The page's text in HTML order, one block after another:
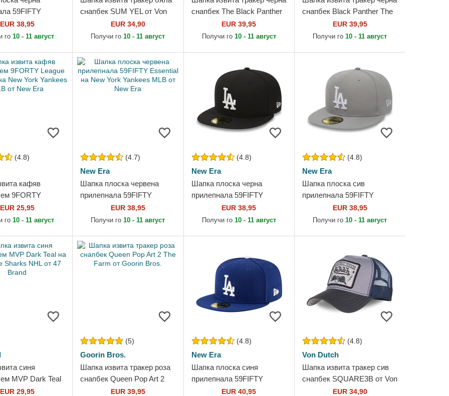
59FIFTY
на New York
MLB от New Era
EUR 38,95
го10 - 11 август
снапбек SUM YEL от Von
EUR 34,90
Получи го10 - 11 август
снапбек The Black Panther
Core Combo The Farm от
Goorin Bros.
EUR 39,95
Получи го 10 - 11 август
снапбек Black Panther The
Farm от Goorin Bros.
EUR 39,95
Получи го10 - 11 август
(4.8)
кафяв
9FORTY
на New
MLB от New
EUR 25,95
го10 - 11 август
(4.7)
New Era
Шапка плоска червена
прилепнала 59FIFTY
Essential на New York
Yankees MLB от New Era
EUR 38,95
Получи го10 - 11 август
(4.8)
New Era
Шапка плоска черна
прилепнала 59FIFTY
Essential на Los Angeles
Dodgers MLB от New Era
EUR 38,95
Получи го 10 - 11 август
(4.8)
New Era
Шапка плоска сив
прилепнала 59FIFTY
Essential на Los Angeles
Dodgers MLB от New Era
EUR 38,95
Получи го10 - 11 август
синя
MVP Dark Teal
Sharks NHL от
EUR 29,95
(5)
Goorin Bros.
Шапка извита тракер роза
снапбек Queen Pop Art 2
The Farm от Goorin Bros.
EUR 39,95
(4.8)
New Era
Шапка плоска синя
прилепнала 59FIFTY
Authentic On Field Game на
EUR 40,95
(4.8)
Von Dutch
Шапка извита тракер сив
снапбек SQUARE3B от Von
EUR 34,90